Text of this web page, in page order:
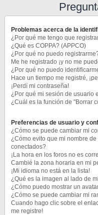
Problemas acerca de la
¿Por qué me tengo que
¿Qué es COPPA? (APPCO)
¿Por qué no puedo
Me he registrado ¡y no me
¿Por qué no puedo
Hace un tiempo me registré,
¡Perdí mi contraseña!
¿Por qué mi sesión de usuario
¿Cuál es la función de "Borrar
Preferencias de usuario y
¿Cómo se puede cambiar mi
¿Cómo evito que mi nombre
conectados?
¡La hora en los foros no es
Cambié la zona horaria en mi
¡Mi idioma no está en la lista!
¿Qué es la imagen al lado de
¿Cómo puedo mostrar un
¿Cómo se puede cambiar mi
Cuando hago clic sobre el
me registre!